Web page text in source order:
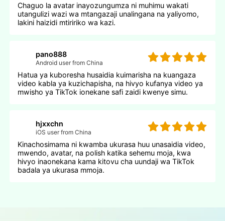
Chaguo la avatar inayozungumza ni muhimu wakati
utangulizi wazi wa mtangazaji unalingana na yaliyomo,
lakini haizidi mtiririko wa kazi.
pano888
Android user from China
Hatua ya kuboresha husaidia kuimarisha na kuangaza
video kabla ya kuzichapisha, na hivyo kufanya video ya
mwisho ya TikTok ionekane safi zaidi kwenye simu.
hjxxchn
iOS user from China
Kinachosimama ni kwamba ukurasa huu unasaidia video,
mwendo, avatar, na polish katika sehemu moja, kwa
hivyo inaonekana kama kitovu cha uundaji wa TikTok
badala ya ukurasa mmoja.